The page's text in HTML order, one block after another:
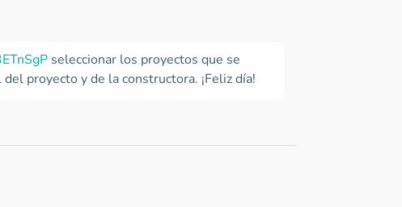
seleccionar los proyectos que se
proyecto y de la constructora. ¡Feliz día!